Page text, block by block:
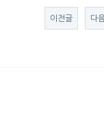
이전글 다